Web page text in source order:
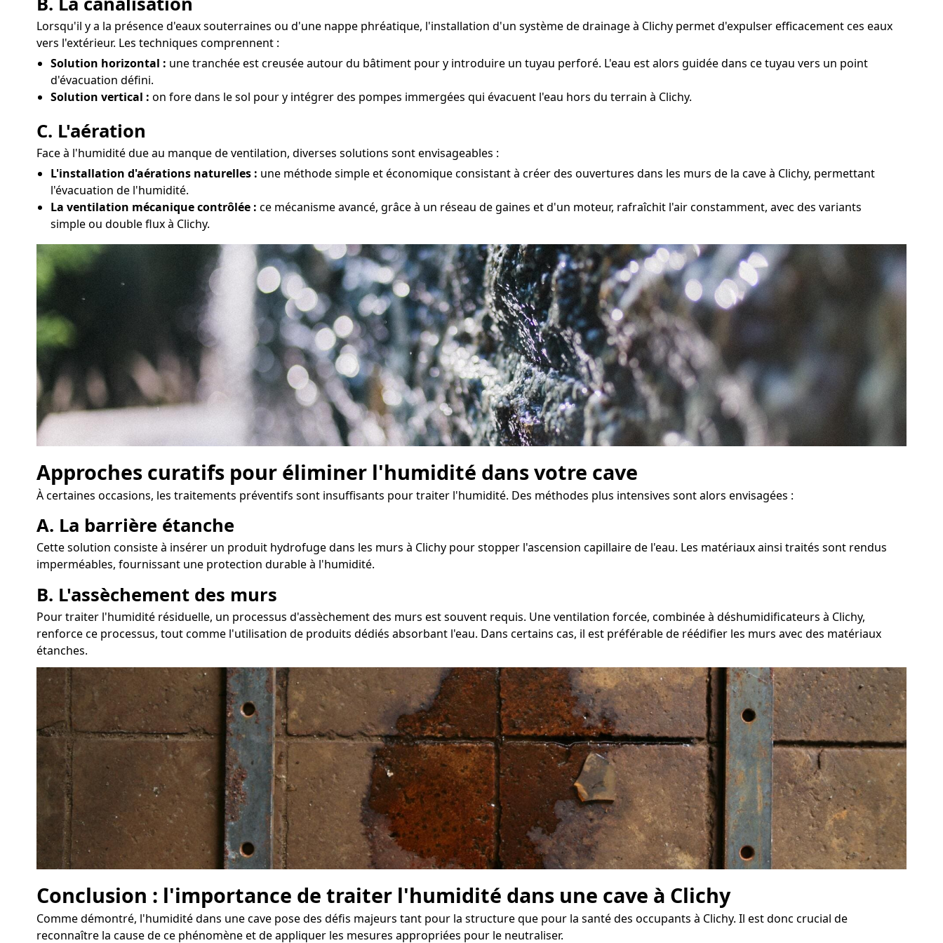
Lorsqu'il y a la présence d'eaux souterraines ou d'une nappe phréatique, l'installation d'un système de drainage à Clichy permet d'expulser efficacement ces eaux
vers l'extérieur. Les techniques comprennent :
Solution horizontal : une tranchée est creusée autour du bâtiment pour y introduire un tuyau perforé. L'eau est alors guidée dans ce tuyau vers un point
d'évacuation défini.
Solution vertical : on fore dans le sol pour y intégrer des pompes immergées qui évacuent l'eau hors du terrain à Clichy.
C. L'aération
Face à l'humidité due au manque de ventilation, diverses solutions sont envisageables :
L'installation d'aérations naturelles : une méthode simple et économique consistant à créer des ouvertures dans les murs de la cave à Clichy, permettant
l'évacuation de l'humidité.
La ventilation mécanique contrôlée : ce mécanisme avancé, grâce à un réseau de gaines et d'un moteur, rafraîchit l'air constamment, avec des variants
simple ou double flux à Clichy.
Approches curatifs pour éliminer l'humidité dans votre cave
À certaines occasions, les traitements préventifs sont insuffisants pour traiter l'humidité. Des méthodes plus intensives sont alors envisagées :
A. La barrière étanche
Cette solution consiste à insérer un produit hydrofuge dans les murs à Clichy pour stopper l'ascension capillaire de l'eau. Les matériaux ainsi traités sont rendus
imperméables, fournissant une protection durable à l'humidité.
B. L'assèchement des murs
Pour traiter l'humidité résiduelle, un processus d'assèchement des murs est souvent requis. Une ventilation forcée, combinée à déshumidificateurs à Clichy,
renforce ce processus, tout comme l'utilisation de produits dédiés absorbant l'eau. Dans certains cas, il est préférable de réédifier les murs avec des matériaux
étanches.
Conclusion : l'importance de traiter l'humidité dans une cave à Clichy
Comme démontré, l'humidité dans une cave pose des défis majeurs tant pour la structure que pour la santé des occupants à Clichy. Il est donc crucial de
reconnaître la cause de ce phénomène et de appliquer les mesures appropriées pour le neutraliser.